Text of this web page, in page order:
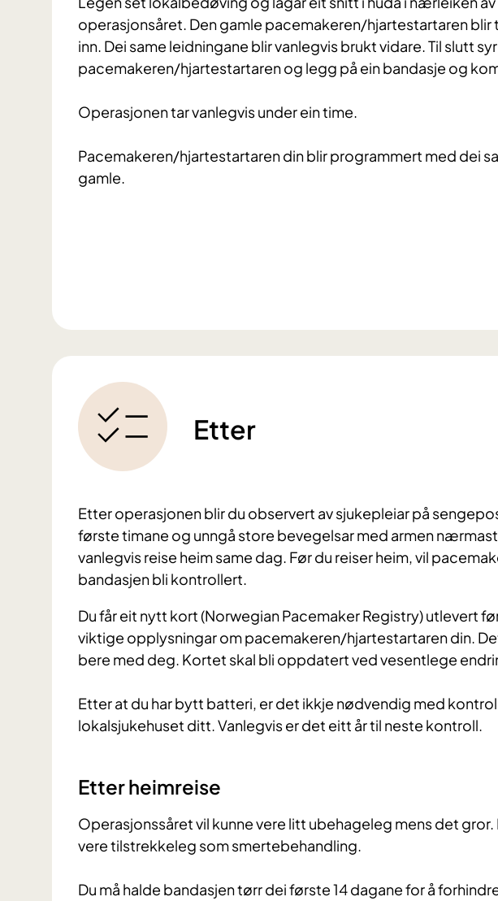
operasjonsåret. Den gamle pacemakeren/hjartestartaren blir
inn. Dei same leidningane blir vanlegvis brukt vidare. Til slutt
pacemakeren/hjartestartaren og legg på ein bandasje og
Operasjonen tar vanlegvis under ein time.
Pacemakeren/hjartestartaren din blir programmert med dei
gamle.
Etter
Etter operasjonen blir du observert av sjukepleiar på
første timane og unngå store bevegelsar med armen
vanlegvis reise heim same dag. Før du reiser heim, vil
bandasjen bli kontrollert.
Du får eit nytt kort (Norwegian Pacemaker Registry) utlevert
viktige opplysningar om pacemakeren/hjartestartaren din.
bere med deg. Kortet skal bli oppdatert ved vesentlege
Etter at du har bytt batteri, er det ikkje nødvendig med
lokalsjukehuset ditt. Vanlegvis er det eitt år til neste kontroll.
Etter heimreise
Operasjonssåret vil kunne vere litt ubehageleg mens det
vere tilstrekkeleg som smertebehandling.
Du må halde bandasjen tørr dei første 14 dagane for å